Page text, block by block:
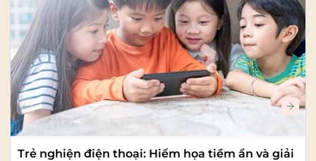
Trẻ nghiện điện thoại: Hiểm họa tiềm ẩn và giải